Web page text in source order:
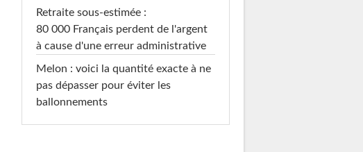
Retraite sous-estimée :
80 000 Français perdent de l'argent
à cause d'une erreur administrative
Melon : voici la quantité exacte à ne
pas dépasser pour éviter les
ballonnements